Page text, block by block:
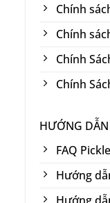
Chính
Chính
Chính
Chính
HƯỚNG DẪN
FAQ
Hướng